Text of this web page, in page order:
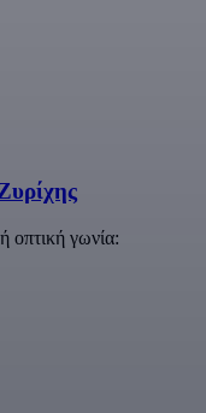
οπτική γωνία: